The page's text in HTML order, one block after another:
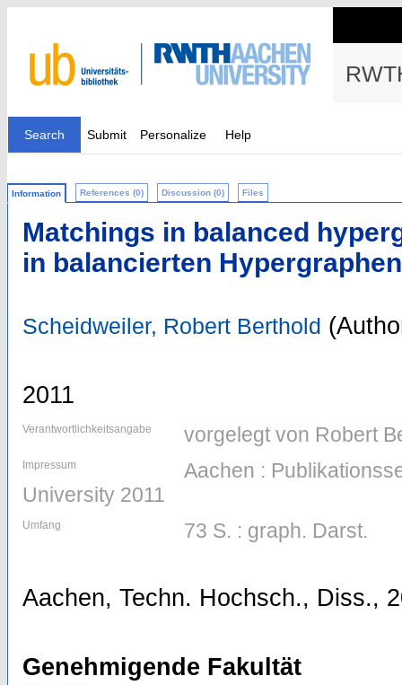
Search Submit Personalize Help
Information References (0) Discussion (0) Files
Matchings in balanced
in balancierten Hypergraphen
Scheidweiler, Robert Berthold
2011
Verantwortlichkeitsangabe vorgelegt von Robert
Impressum
Aachen :
University 2011
Umfang 73 S. : graph. Darst.
Aachen, Techn. Hochsch., Diss.,
Genehmigende Fakultät